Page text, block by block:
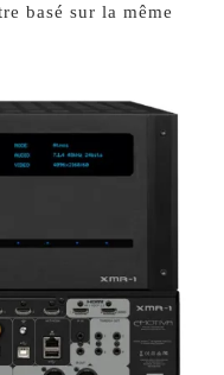
basé sur la même